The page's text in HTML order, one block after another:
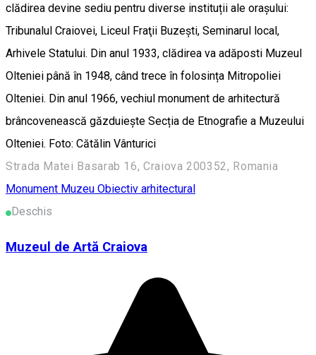
clădirea devine sediu pentru diverse instituții ale orașului:
Tribunalul Craiovei, Liceul Fraţii Buzești, Seminarul local,
Arhivele Statului. Din anul 1933, clădirea va adăposti Muzeul
Olteniei până în 1948, când trece în folosința Mitropoliei
Olteniei. Din anul 1966, vechiul monument de arhitectură
brâncovenească găzduiește Secția de Etnografie a Muzeului
Olteniei. Foto: Cătălin Vânturici
Strada Matei Basarab 16, Craiova 200352, Romania
Monument Muzeu Obiectiv arhitectural
Deschis
Muzeul de Artă Craiova